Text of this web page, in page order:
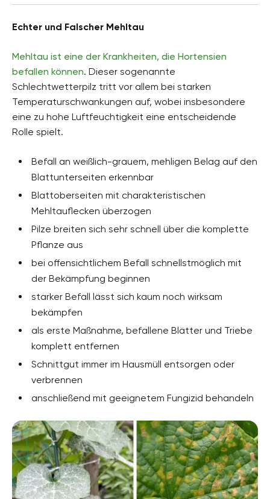
Echter und Falscher Mehltau
Mehltau ist eine der Krankheiten, die Hortensien
befallen können. Dieser sogenannte
Schlechtwetterpilz tritt vor allem bei starken
Temperaturschwankungen auf, wobei insbesondere
eine zu hohe Luftfeuchtigkeit eine entscheidende
Rolle spielt.
Befall an weißlich-grauem, mehligen Belag auf den
Blattunterseiten erkennbar
Blattoberseiten mit charakteristischen
Mehltauflecken überzogen
Pilze breiten sich sehr schnell über die komplette
Pflanze aus
bei offensichtlichem Befall schnellstmöglich mit
der Bekämpfung beginnen
starker Befall lässt sich kaum noch wirksam
bekämpfen
als erste Maßnahme, befallene Blätter und Triebe
komplett entfernen
Schnittgut immer im Hausmüll entsorgen oder
verbrennen
anschließend mit geeignetem Fungizid behandeln